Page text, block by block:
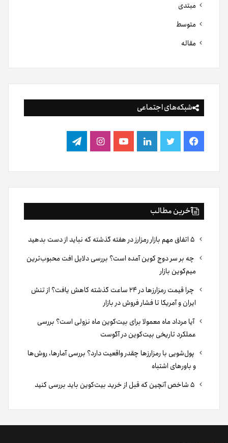
مبتدی
متوسط
مقاله
شبکه‌های اجتماعی
فیس
بوک
توییتر لینکدینیوتیوباینستاگرام
تلگرام
آخرین مطالب
چه بر سر دوج کوین آمده است؟ بررسی دلایل افت محبوب‌ترین
میم‌کوین بازار
چرا قیمت رمزارزها در ۲۴ ساعت گذشته کاهش یافت؟ از تنش
ایران و آمریکا تا فشار فروش در بازار
آیا مرداد ماه معمولا برای بیت‌کوین ماه نزولی است؟ بررسی
عملکرد تاریخی بیت‌کوین در آگوست
پول‌شویی با رمزارزها چقدر واقعیت دارد؟ بررسی آمارها، روش‌ها
و باورهای اشتباه